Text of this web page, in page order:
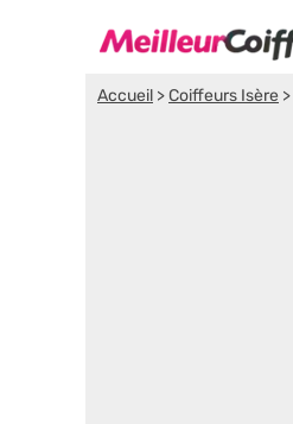
Accueil >Coiffeurs Isère >